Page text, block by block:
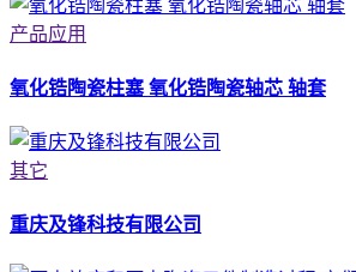
产品应用
氧化锆陶瓷柱塞 氧化锆陶瓷轴芯 轴套
其它
重庆及锋科技有限公司